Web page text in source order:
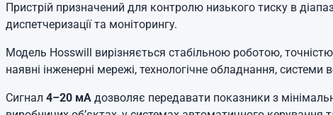
Пристрій призначений для контролю низького тиску в
диспетчеризації та моніторингу.
Модель Hosswill вирізняється стабільною роботою,
наявні інженерні мережі, технологічне обладнання, системи
Сигнал 4–20 мА дозволяє передавати показники з